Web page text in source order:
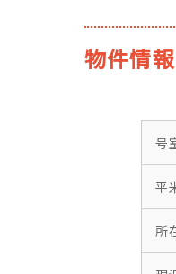
物件情報
号
平
所